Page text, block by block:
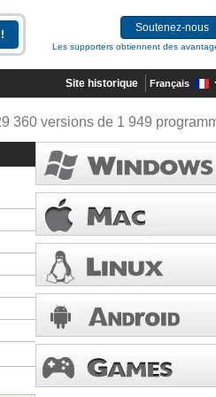
Soutenez-nous
Les supporters obtiennent des
Site historique Français
360 versions de 1 949